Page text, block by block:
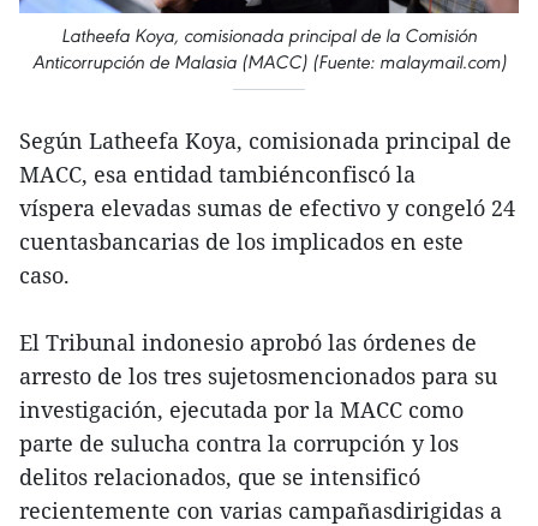
Latheefa Koya, comisionada principal de la Comisión
Anticorrupción de Malasia (MACC) (Fuente: malaymail.com)
Según Latheefa Koya, comisionada principal de
MACC, esa entidad tambiénconfiscó la
víspera elevadas sumas de efectivo y congeló 24
cuentasbancarias de los implicados en este
caso.
El Tribunal indonesio aprobó las órdenes de
arresto de los tres sujetosmencionados para su
investigación, ejecutada por la MACC como
parte de sulucha contra la corrupción y los
delitos relacionados, que se intensificó
recientemente con varias campañasdirigidas a